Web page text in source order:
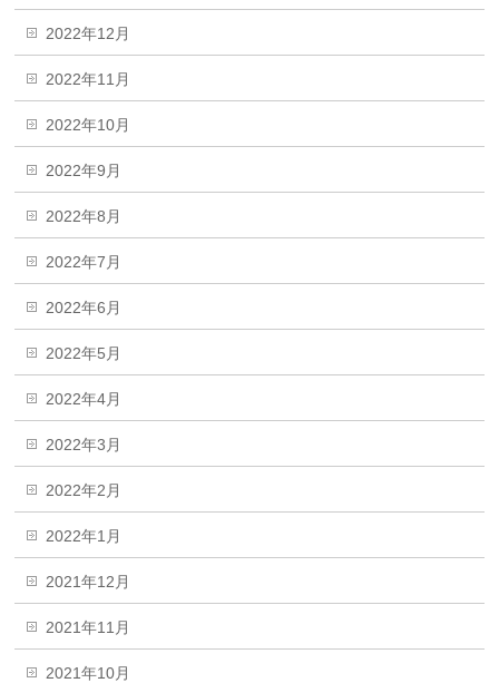
2022年12月
2022年11月
2022年10月
2022年9月
2022年8月
2022年7月
2022年6月
2022年5月
2022年4月
2022年3月
2022年2月
2022年1月
2021年12月
2021年11月
2021年10月